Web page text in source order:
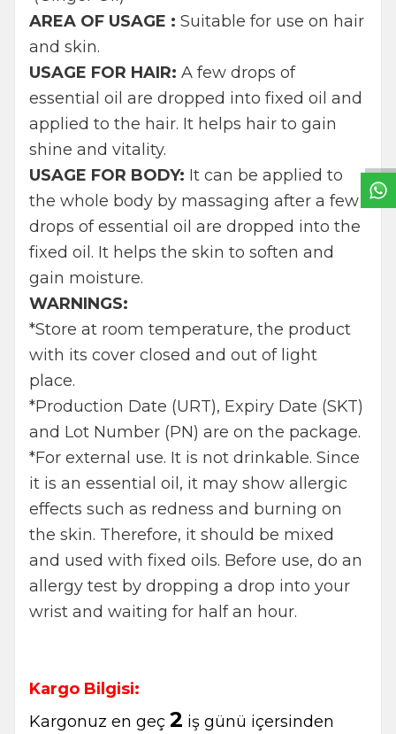
AREA OF USAGE : Suitable for use on hair
and skin.
USAGE FOR HAIR: A few drops of
essential oil are dropped into fixed oil and
applied to the hair. It helps hair to gain
shine and vitality.
USAGE FOR BODY: It can be applied to
the whole body by massaging after a few
drops of essential oil are dropped into the
fixed oil. It helps the skin to soften and
gain moisture.
WARNINGS:
*Store at room temperature, the product
with its cover closed and out of light
place.
*Production Date (URT), Expiry Date (SKT)
and Lot Number (PN) are on the package.
*For external use. It is not drinkable. Since
it is an essential oil, it may show allergic
effects such as redness and burning on
the skin. Therefore, it should be mixed
and used with fixed oils. Before use, do an
allergy test by dropping a drop into your
wrist and waiting for half an hour.
Kargo Bilgisi:
Kargonuz en geç 2 iş günü içersinden